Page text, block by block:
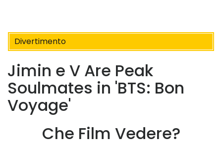
Divertimento
Jimin e V Are Peak
Soulmates in 'BTS: Bon
Voyage'
Che Film Vedere?